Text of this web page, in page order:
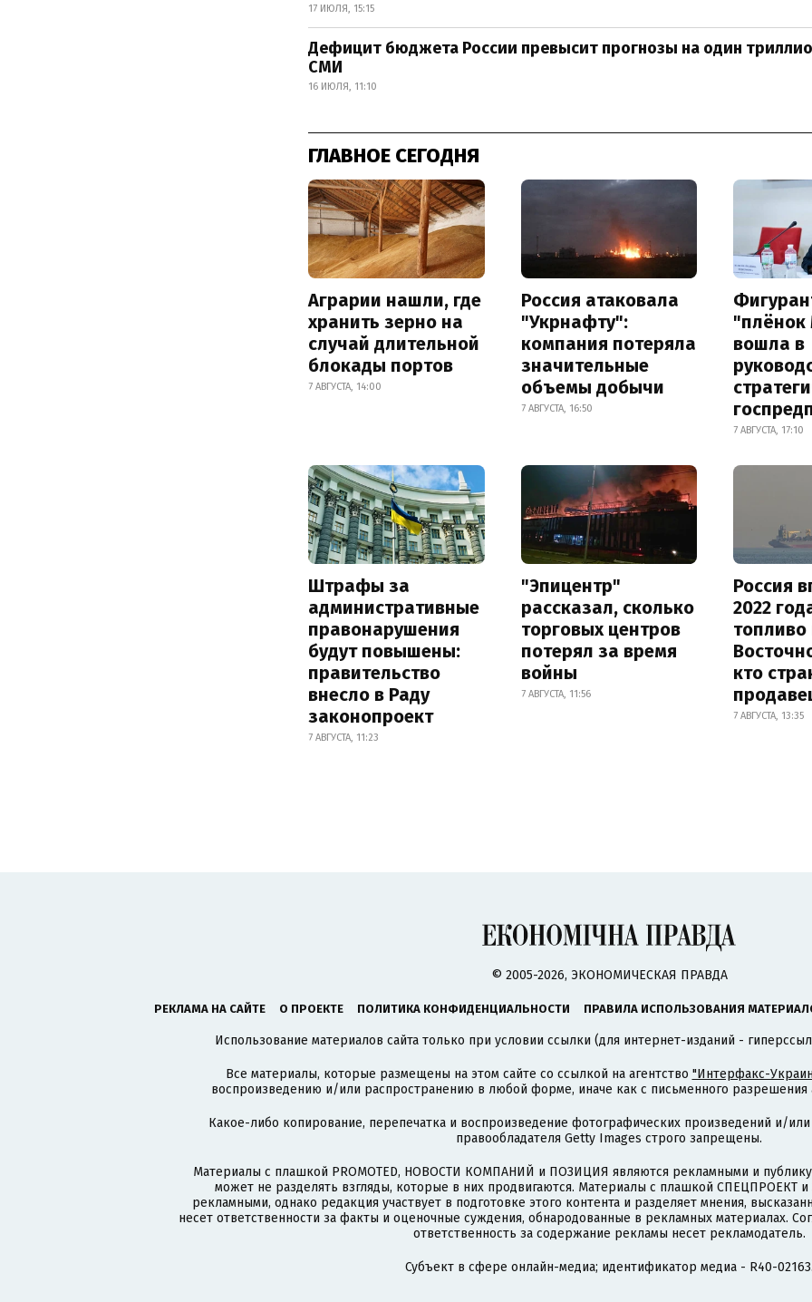
17 ИЮЛЯ, 15:15
Дефицит бюджета России превысит прогнозы на один
СМИ
16 ИЮЛЯ, 11:10
ГЛАВНОЕ СЕГОДНЯ
Аграрии нашли, где
хранить зерно на
случай длительной
блокады портов
7 АВГУСТА, 14:00
Россия атаковала
"Укрнафту":
компания потеряла
значительные
объемы добычи
7 АВГУСТА, 16:50
вошла в
7 АВГУСТА, 17:10
Штрафы за
административные
правонарушения
будут повышены:
правительство
внесло в Раду
законопроект
7 АВГУСТА, 11:23
"Эпицентр"
рассказал, сколько
торговых центров
потерял за время
войны
7 АВГУСТА, 11:56
Россия
2022
топливо
кто
7 АВГУСТА, 13:35
© 2005-2026, ЭКОНОМИЧЕСКАЯ ПРАВДА
РЕКЛАМА НА САЙТЕ О ПРОЕКТЕ ПОЛИТИКА КОНФИДЕНЦИАЛЬНОСТИ ПРАВИЛА ИСПОЛЬЗОВАНИЯ
Использование материалов сайта только при условии ссылки (для интернет-изданий -
Все материалы, которые размещены на этом сайте со ссылкой на агентство "Интерфакс-
воспроизведению и/или распространению в любой форме, иначе как с письменного разрешения
Какое-либо копирование, перепечатка и воспроизведение фотографических произведений и/
правообладателя Getty Images строго запрещены.
Материалы с плашкой PROMOTED, НОВОСТИ КОМПАНИЙ и ПОЗИЦИЯ являются рекламными и
может не разделять взгляды, которые в них продвигаются. Материалы с плашкой СПЕЦПРОЕКТ
рекламными, однако редакция участвует в подготовке этого контента и разделяет мнения,
несет ответственности за факты и оценочные суждения, обнародованные в рекламных материалах.
ответственность за содержание рекламы несет рекламодатель.
Субъект в сфере онлайн-медиа; идентификатор медиа - R40-02163.